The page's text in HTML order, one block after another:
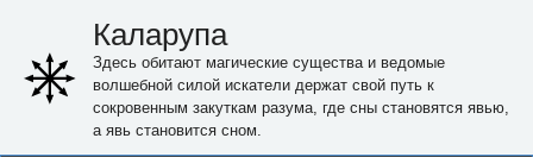
Каларупа
Здесь обитают магические существа и ведомые
волшебной силой искатели держат свой путь к
сокровенным закуткам разума, где сны становятся явью,
а явь становится сном.